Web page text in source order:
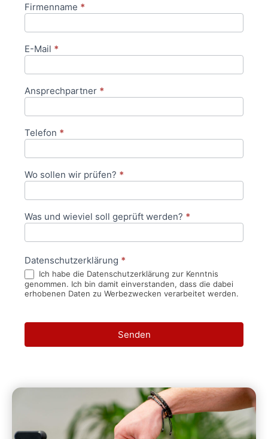
Anfrageformular
Firmenname *
E-Mail *
Ansprechpartner *
Telefon *
Wo sollen wir prüfen? *
Was und wieviel soll geprüft werden? *
Datenschutzerklärung *
Ich habe die Datenschutzerklärung zur Kenntnis
genommen. Ich bin damit einverstanden, dass die dabei
erhobenen Daten zu Werbezwecken verarbeitet werden.
Senden